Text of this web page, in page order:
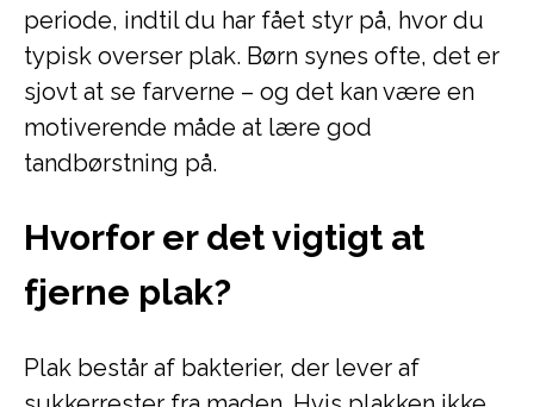
periode, indtil du har fået styr på, hvor du
typisk overser plak. Børn synes ofte, det er
sjovt at se farverne – og det kan være en
motiverende måde at lære god
tandbørstning på.
Hvorfor er det vigtigt at
fjerne plak?
Plak består af bakterier, der lever af